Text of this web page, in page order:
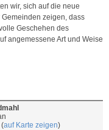
wir, sich auf die neue
zeigen, dass
Geschehen des
angemessene Art und Weise
(auf Karte zeigen)